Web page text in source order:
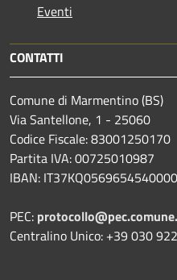
Eventi
CONTATTI
Comune di Marmentino (BS)
Via Santellone, 1 - 25060
Codice Fiscale: 83001250170
Partita IVA: 00725010987
IBAN:
PEC:
Centralino Unico: +39 030